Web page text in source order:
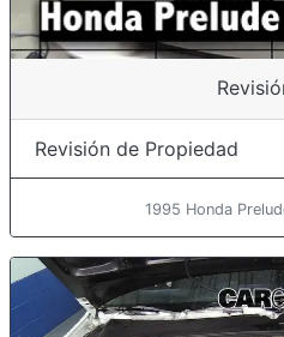
Revisión de Propiedad
1995 Honda